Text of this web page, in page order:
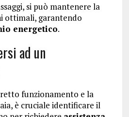
si può mantenere la
ottimali, garantendo
energetico.
ad un
funzionamento e la
è cruciale identificare il